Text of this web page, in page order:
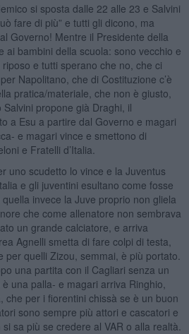
si sposta dalle 22 alle 23 e Salvini
fare di più” e tutti gli dicono, ma
Governo! Mentre il Presidente della
ai bambini della scuola: sono vecchio e
e tutti sperano che no, che ci
Napolitano, che di Costituzione c’è
pratica/materiale, che non è giusto,
propone già Draghi, il
a Esu a partire dal Governo e magari
e magari vince e smettono di
e Fratelli d’Italia.
uno scudetto lo vince e la Juventus
e gli juventini esultano come fosse
invece la Juve proprio non gliela
che come allenatore non sembrava
un grande calciatore, e arriva
Agnelli smetta di fare colpi di testa,
quelli Zizou, semmai, è più portato.
una partita con il Cagliari senza un
una palla- e magari arriva Ringhio,
che per i fiorentini chissà se è un buon
sono sempre più attori e cascatori e
sa più se credere al VAR o alla realtà.